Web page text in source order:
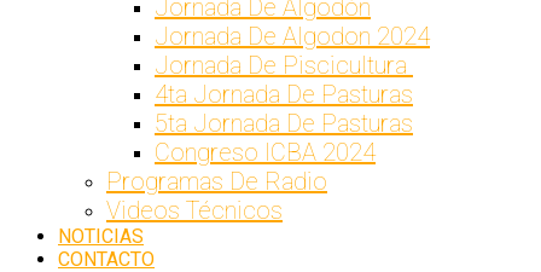
Jornada De Algodón
Jornada De Algodon 2024
Jornada De Piscicultura
4ta Jornada De Pasturas
5ta Jornada De Pasturas
Congreso ICBA 2024
Programas De Radio
Videos Técnicos
NOTICIAS
CONTACTO